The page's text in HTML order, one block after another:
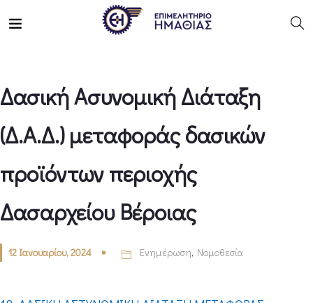
Δασική Ασυνομική Διάταξη
(Δ.Α.Δ.) μεταφοράς δασικών
προϊόντων περιοχής
Δασαρχείου Βέροιας
12 Ιανουαρίου, 2024 Ενημέρωση, Νομοθεσία